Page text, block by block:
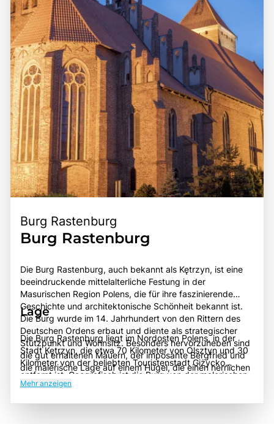
Burg Rastenburg
Burg Rastenburg
Die Burg Rastenburg, auch bekannt als Kętrzyn, ist eine
beeindruckende mittelalterliche Festung in der
Masurischen Region Polens, die für ihre faszinierende
Geschichte und architektonische Schönheit bekannt ist.
Die Burg wurde im 14. Jahrhundert von den Rittern des
Deutschen Ordens erbaut und diente als strategischer
Stützpunkt und Wohnsitz. Besonders hervorzuheben sind
die gut erhaltenen Mauern, der imposante Bergfried und
die malerische Lage auf einem Hügel, die einen herrlichen
Blick auf die umliegende Landschaft bietet. Die Burg ist
bekannt, als sie als Hauptquartier für die Wehrmacht
Lage
Die Burg Rastenburg liegt im Nordosten Polens, in der
Stadt Kętrzyn, die etwa 70 Kilometer von Olsztyn und 30
Kilometer von der beliebten Touristenstadt Giżycko
entfernt ist. Geografisch ist die Burg von der malerischen
Landschaft der Masurischen Seenplatte umgeben, die für
Mehr anzeigen